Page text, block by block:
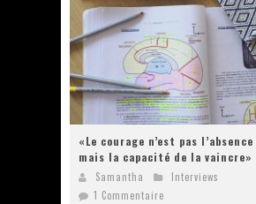
«Le courage n’est pas
mais la capacité de la vaincre»
Samantha
Interviews
1 Commentaire